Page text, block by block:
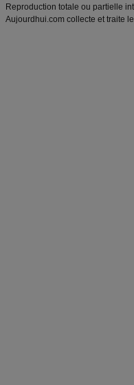
Reproduction totale ou partielle
Aujourdhui.com collecte et traite